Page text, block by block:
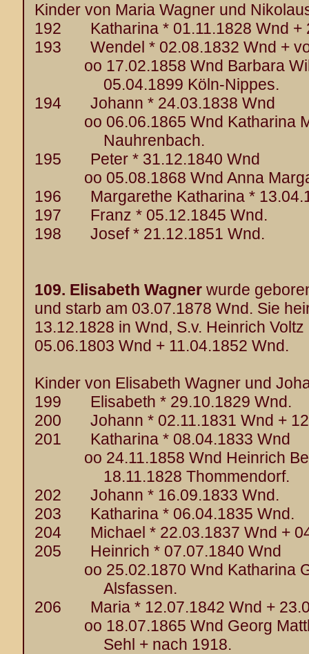
Kinder von Maria Wagner und
192 Katharina * 01.11.1828 Wnd +
193 Wendel * 02.08.1832 Wnd +
oo 17.02.1858 Wnd Barbara
05.04.1899 Köln-Nippes.
194 Johann * 24.03.1838 Wnd
oo 06.06.1865 Wnd Katharina
Nauhrenbach.
195 Peter * 31.12.1840 Wnd
oo 05.08.1868 Wnd Anna
196 Margarethe Katharina *
197 Franz * 05.12.1845 Wnd.
198 Josef * 21.12.1851 Wnd.
109. Elisabeth Wagner wurde
und starb am 03.07.1878 Wnd. Sie
13.12.1828 in Wnd, S.v. Heinrich
05.06.1803 Wnd + 11.04.1852 Wnd.
Kinder von Elisabeth Wagner und
199 Elisabeth * 29.10.1829 Wnd.
200 Johann * 02.11.1831 Wnd +
201 Katharina * 08.04.1833 Wnd
oo 24.11.1858 Wnd Heinrich
18.11.1828 Thommendorf.
202 Johann * 16.09.1833 Wnd.
203 Katharina * 06.04.1835 Wnd.
204 Michael * 22.03.1837 Wnd +
205 Heinrich * 07.07.1840 Wnd
oo 25.02.1870 Wnd Katharina
Alsfassen.
206 Maria * 12.07.1842 Wnd +
oo 18.07.1865 Wnd Georg
Sehl + nach 1918.